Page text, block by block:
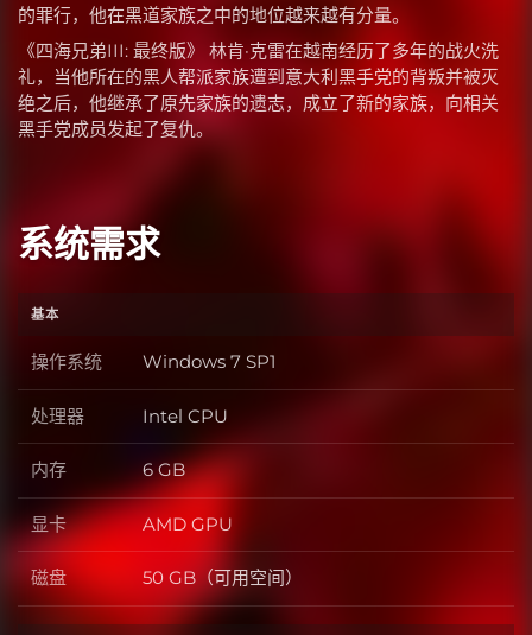
的罪行，他在黑道家族之中的地位越来越有分量。
《四海兄弟III: 最终版》 林肯·克雷在越南经历了多年的战火洗
礼，当他所在的黑人帮派家族遭到意大利黑手党的背叛并被灭
绝之后，他继承了原先家族的遗志，成立了新的家族，向相关
黑手党成员发起了复仇。
系统需求
基本
操作系统 操作系统
Windows 7 SP1
处理器 处理器
Intel CPU
内存 内存
6 GB
显卡 显卡
AMD GPU
磁盘 磁盘
50 GB（可用空间）